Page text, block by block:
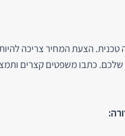
טכנית. הצעת המחיר צריכה
כתבו משפטים קצרים